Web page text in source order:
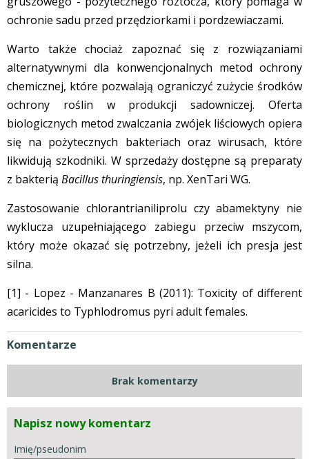
ochronie sadu przed przędziorkami i pordzewiaczami.
Warto także chociaż zapoznać się z rozwiązaniami
alternatywnymi dla konwencjonalnych metod ochrony
chemicznej, które pozwalają ograniczyć zużycie środków
ochrony roślin w produkcji sadowniczej. Oferta
biologicznych metod zwalczania zwójek liściowych opiera
się na pożytecznych bakteriach oraz wirusach, które
likwidują szkodniki. W sprzedaży dostępne są preparaty
z bakterią Bacillus thuringiensis, np. XenTari WG.
Zastosowanie chlorantrianiliprolu czy abamektyny nie
wyklucza uzupełniającego zabiegu przeciw mszycom,
który może okazać się potrzebny, jeżeli ich presja jest
silna.
[1] - Lopez - Manzanares B (2011): Toxicity of different
acaricides to Typhlodromus pyri adult females.
Komentarze
Brak komentarzy
Napisz nowy komentarz
Imię/pseudonim